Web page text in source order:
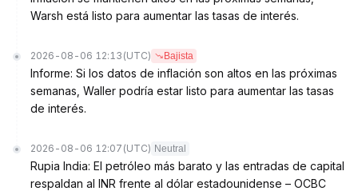
Warsh está listo para aumentar las tasas de interés.
2026-08-06 12:13 (UTC) Bajista
Informe: Si los datos de inflación son altos en las próximas
semanas, Waller podría estar listo para aumentar las tasas
de interés.
2026-08-06 12:07 (UTC) Neutral
Rupia India: El petróleo más barato y las entradas de capital
respaldan al INR frente al dólar estadounidense – OCBC